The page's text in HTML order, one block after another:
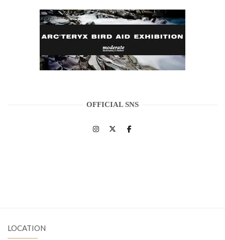
OFFICIAL SNS
LOCATION